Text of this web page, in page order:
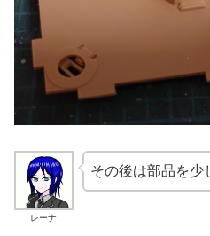
レーナ
その後は部品を少